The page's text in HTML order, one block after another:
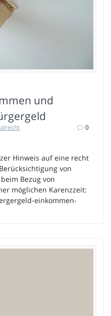
und
0
Hinweis auf eine recht
von
Bezug von
möglichen Karenzzeit:
einkommen-